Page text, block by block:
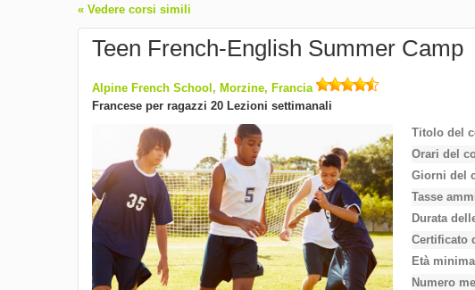
« Vedere corsi simili
Teen French-English Summer Camp
Alpine French School, Morzine, Francia
Francese per ragazzi 20 Lezioni settimanali
Titolo del
Orari del
Giorni del
Tasse
Durata
Certificato
Età minima
Numero